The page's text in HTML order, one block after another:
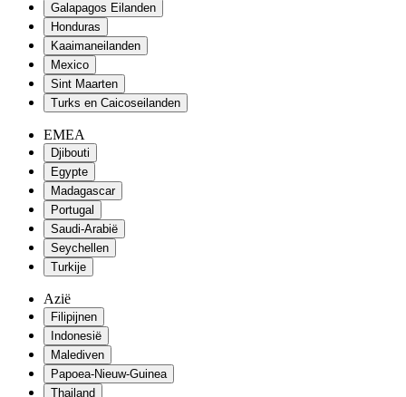
Galapagos Eilanden
Honduras
Kaaimaneilanden
Mexico
Sint Maarten
Turks en Caicoseilanden
EMEA
Djibouti
Egypte
Madagascar
Portugal
Saudi-Arabië
Seychellen
Turkije
Azië
Filipijnen
Indonesië
Malediven
Papoea-Nieuw-Guinea
Thailand